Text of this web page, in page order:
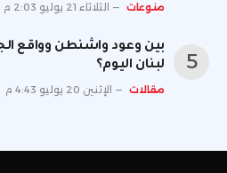
منوعات الثلاثاء 21 يوليو 2:03 م
بين وعود واشنطن وواقع
لبنان اليوم؟
مقالات الإثنين 20 يوليو 4:43 م